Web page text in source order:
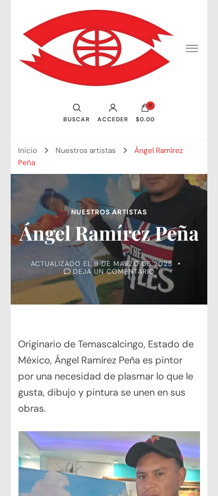
Consejo Mundial de Artistas Visuales
BUSCAR ACCEDER
0
$0.00
Inicio Nuestros artistas
Ángel Ramírez
Peña
NUESTROS ARTISTAS
Ángel Ramírez Peña
ACTUALIZADO EL 9 DE MARZO DE 2025
DEJA UN COMENTARIOEN
ÁNGEL
RAMÍREZ
PEÑA
Originario de Temascalcingo, Estado de
México, Ángel Ramírez Peña es pintor
por una necesidad de plasmar lo que le
gusta, dibujo y pintura se unen en sus
obras.